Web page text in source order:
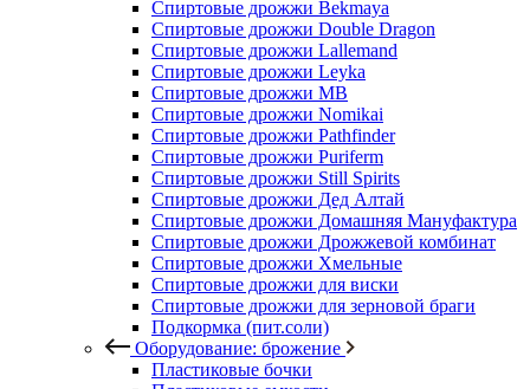
Спиртовые дрожжи Bekmaya
Спиртовые дрожжи Double Dragon
Спиртовые дрожжи Lallemand
Спиртовые дрожжи Leyka
Спиртовые дрожжи MB
Спиртовые дрожжи Nomikai
Спиртовые дрожжи Pathfinder
Спиртовые дрожжи Puriferm
Спиртовые дрожжи Still Spirits
Спиртовые дрожжи Дед Алтай
Спиртовые дрожжи Домашняя Мануфактура
Спиртовые дрожжи Дрожжевой комбинат
Спиртовые дрожжи Хмельные
Спиртовые дрожжи для виски
Спиртовые дрожжи для зерновой браги
Подкормка (пит.соли)
Оборудование: брожение
Пластиковые бочки